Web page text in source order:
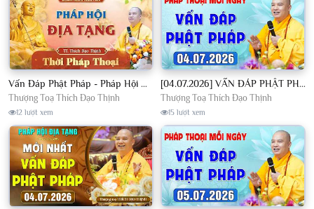
Vấn Đáp Phật Pháp - Pháp Hội Địa Tạng Ngày 01/08/2026│TT. Thích Đạo Thịnh
Thượng Toạ Thích Đạo Thịnh
12 lượt xem
[04.07.2026] VẤN ĐÁP PHẬT PHÁP - Nghe Thầy giảng Pháp mỗi ngày CÔNG ĐỨC VÔ LƯỢNG│TT. Thích Đạo Thịnh
Thượng Toạ Thích Đạo Thịnh
15 lượt xem